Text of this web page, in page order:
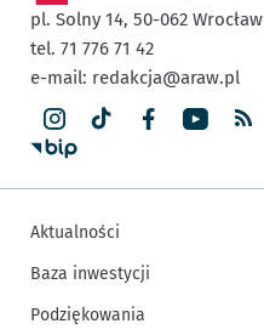
pl. Solny 14, 50-062 Wrocław
tel. 71 776 71 42
e-mail: redakcja@araw.pl
Aktualności
Baza inwestycji
Podziękowania